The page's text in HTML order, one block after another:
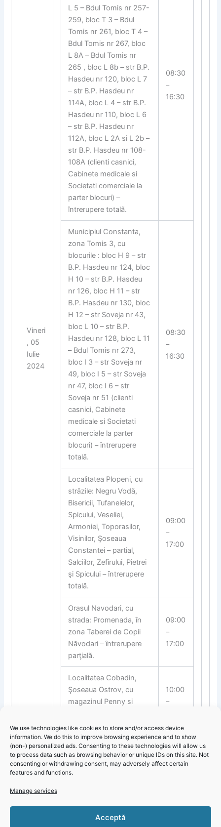
We use technologies like cookies to store and/or access device
information. We do this to improve browsing experience and to show
(non-) personalized ads. Consenting to these technologies will allow us
to process data such as browsing behavior or unique IDs on this site. Not
consenting or withdrawing consent, may adversely affect certain
features and functions.
Manage services
Acceptă
Vineri
, 05
Iulie
2024
L 5 – Bdul Tomis nr 257-
259, bloc T 3 – Bdul
Tomis nr 261, bloc T 4 –
Bdul Tomis nr 267, bloc
L 8A – Bdul Tomis nr
265 , bloc L 8b – str B.P.
Hasdeu nr 120, bloc L 7
– str B.P. Hasdeu nr
114A, bloc L 4 – str B.P.
Hasdeu nr 110, bloc L 6
– str B.P. Hasdeu nr
112A, bloc L 2A si L 2b –
str B.P. Hasdeu nr 108-
108A (clienti casnici,
Cabinete medicale si
Societati comerciale la
parter blocuri) –
întrerupere totalã.
08:30
–
16:30
Municipiul Constanta,
zona Tomis 3, cu
blocurile : bloc H 9 – str
B.P. Hasdeu nr 124, bloc
H 10 – str B.P. Hasdeu
nr 126, bloc H 11 – str
B.P. Hasdeu nr 130, bloc
H 12 – str Soveja nr 43,
bloc L 10 – str B.P.
Hasdeu nr 128, bloc L 11
– Bdul Tomis nr 273,
bloc I 3 – str Soveja nr
49, bloc I 5 – str Soveja
nr 47, bloc I 6 – str
Soveja nr 51 (clienti
casnici, Cabinete
medicale si Societati
comerciale la parter
blocuri) – întrerupere
totalã.
08:30
–
16:30
Localitatea Plopeni, cu
străzile: Negru Vodă,
Bisericii, Tufanelelor,
Spicului, Veseliei,
Armoniei, Toporasilor,
Visinilor, Şoseaua
Constantei – partial,
Salciilor, Zefirului, Pietrei
şi Spicului – ȋntrerupere
totală.
09:00
–
17:00
Orasul Navodari, cu
strada: Promenada, ȋn
zona Taberei de Copii
Năvodari – ȋntrerupere
parƫială.
09:00
–
17:00
Localitatea Cobadin,
Şoseaua Ostrov, cu
magazinul Penny si
ȋntrerupere totală.
10:00
–
Actualizare 4 – 7 iulie 2024: Întreruperi planificate dedicate
reviziilor și reparațiilor pentru județul Constanța